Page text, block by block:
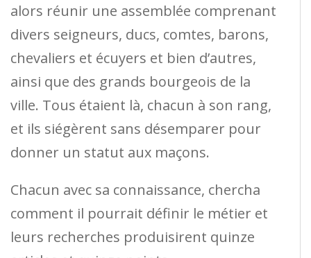
alors réunir une assemblée comprenant
divers seigneurs, ducs, comtes, barons,
chevaliers et écuyers et bien d’autres,
ainsi que des grands bourgeois de la
ville. Tous étaient là, chacun à son rang,
et ils siégèrent sans désemparer pour
donner un statut aux maçons.
Chacun avec sa connaissance, chercha
comment il pourrait définir le métier et
leurs recherches produisirent quinze